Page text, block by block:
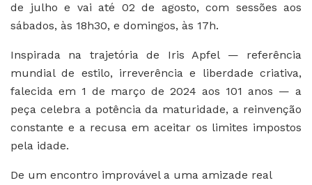
de julho e vai até 02 de agosto, com sessões aos
sábados, às 18h30, e domingos, às 17h.
Inspirada na trajetória de Iris Apfel — referência
mundial de estilo, irreverência e liberdade criativa,
falecida em 1 de março de 2024 aos 101 anos — a
peça celebra a potência da maturidade, a reinvenção
constante e a recusa em aceitar os limites impostos
pela idade.
De um encontro improvável a uma amizade real